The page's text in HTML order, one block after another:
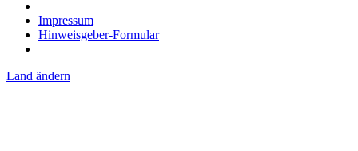
Impressum
Hinweisgeber-Formular
Land ändern